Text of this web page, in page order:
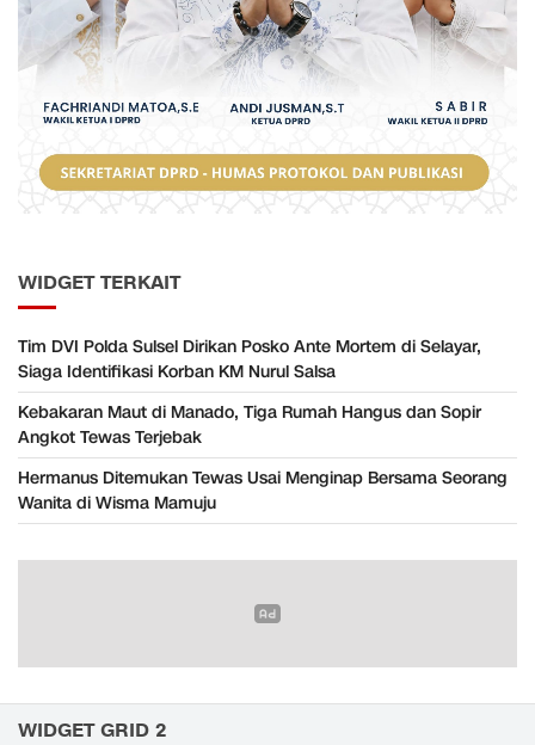
WIDGET TERKAIT
Tim DVI Polda Sulsel Dirikan Posko Ante Mortem di Selayar,
Siaga Identifikasi Korban KM Nurul Salsa
Kebakaran Maut di Manado, Tiga Rumah Hangus dan Sopir
Angkot Tewas Terjebak
Hermanus Ditemukan Tewas Usai Menginap Bersama Seorang
Wanita di Wisma Mamuju
WIDGET GRID 2